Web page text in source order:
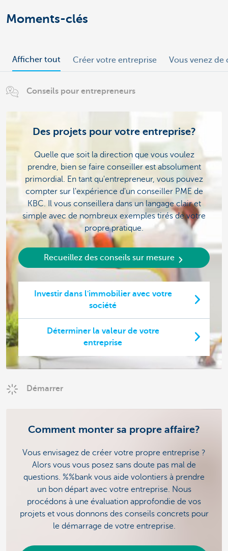
Moments-clés
Afficher tout Créer votre entreprise Vous venez de
Conseils pour entrepreneurs
Des projets pour votre entreprise?
Quelle que soit la direction que vous voulez
prendre, bien se faire conseiller est absolument
primordial. En tant qu'entrepreneur, vous pouvez
compter sur l'expérience d'un conseiller PME de
KBC. Il vous conseillera dans un langage clair et
simple avec de nombreux exemples tirés de votre
propre pratique.
Recueillez des conseils sur mesure
Investir dans l'immobilier avec votre
société
Déterminer la valeur de votre
entreprise
Démarrer
Comment monter sa propre affaire?
Vous envisagez de créer votre propre entreprise ?
Alors vous vous posez sans doute pas mal de
questions. %%bank vous aide volontiers à prendre
un bon départ avec votre entreprise. Nous
procédons à une évaluation approfondie de vos
projets et vous donnons des conseils concrets pour
le démarrage de votre entreprise.